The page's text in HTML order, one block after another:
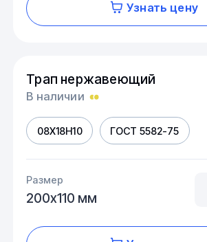
Узнать цену
Трап нержавеющий
В наличии
08Х18Н10 ГОСТ 5582-75
Размер
200х110 мм